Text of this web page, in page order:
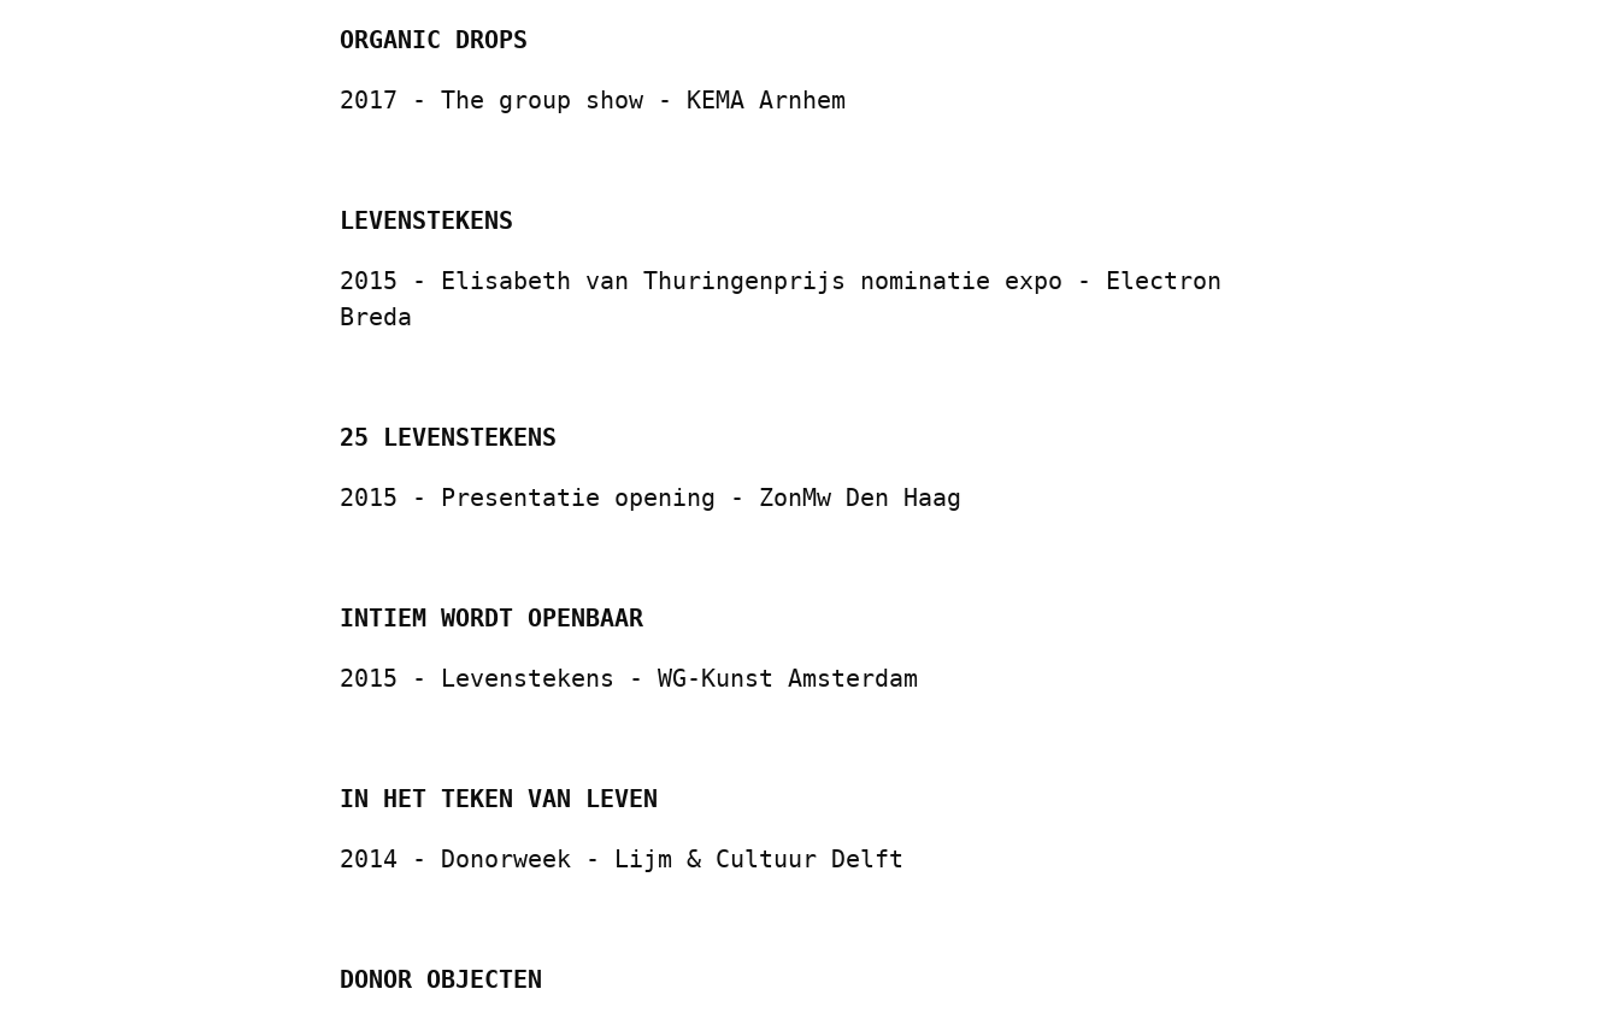
ORGANIC DROPS
2017 - The group show - KEMA Arnhem
LEVENSTEKENS
2015 - Elisabeth van Thuringenprijs nominatie expo - Electron
Breda
25 LEVENSTEKENS
2015 - Presentatie opening - ZonMw Den Haag
INTIEM WORDT OPENBAAR
2015 - Levenstekens - WG-Kunst Amsterdam
IN HET TEKEN VAN LEVEN
2014 - Donorweek - Lijm & Cultuur Delft
DONOR OBJECTEN